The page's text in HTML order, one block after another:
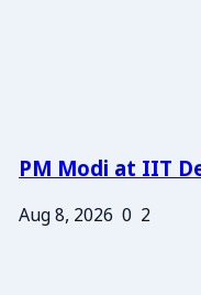
PM Modi at IIT
Aug 8, 2026 0 2